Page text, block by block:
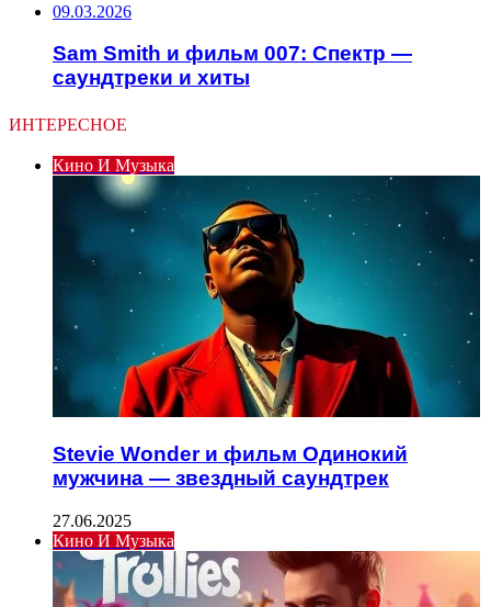
09.03.2026
Sam Smith и фильм 007: Спектр —
саундтреки и хиты
ИНТЕРЕСНОЕ
Кино И Музыка
Stevie Wonder и фильм Одинокий
мужчина — звездный саундтрек
27.06.2025
Кино И Музыка